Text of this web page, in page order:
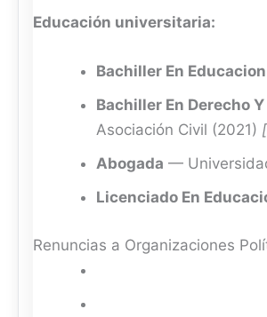
Educación universitaria:
Bachiller En Educacion
Bachiller En Derecho
Asociación Civil (2021)
Abogada —
Licenciado En
Renuncias a Organizaciones